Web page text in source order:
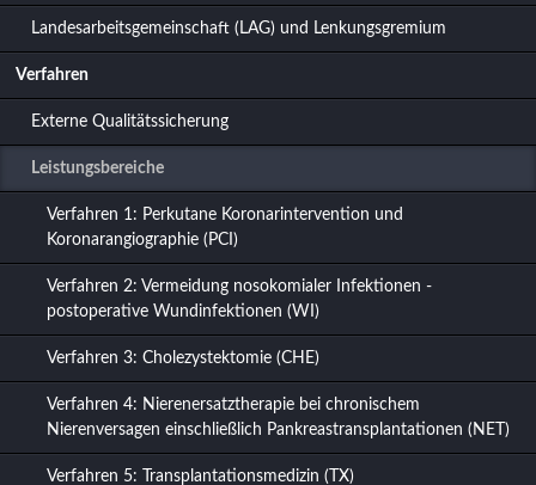
Landesarbeitsgemeinschaft (LAG) und Lenkungsgremium
Verfahren
Externe Qualitätssicherung
Leistungsbereiche
Verfahren 1: Perkutane Koronarintervention und
Koronarangiographie (PCI)
Verfahren 2: Vermeidung nosokomialer Infektionen -
postoperative Wundinfektionen (WI)
Verfahren 3: Cholezystektomie (CHE)
Verfahren 4: Nierenersatztherapie bei chronischem
Nierenversagen einschließlich Pankreastransplantationen (NET)
Verfahren 5: Transplantationsmedizin (TX)